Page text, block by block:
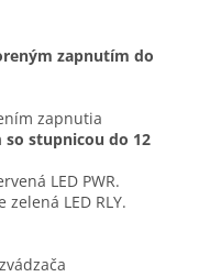
zapnutím do
zapnutia
so stupnicou do 12
LED PWR.
LED RLY.